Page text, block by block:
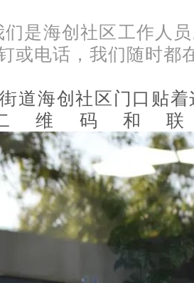
们是海创社区工作人
或电话，我们随时都
道海创社区门口贴
维码和